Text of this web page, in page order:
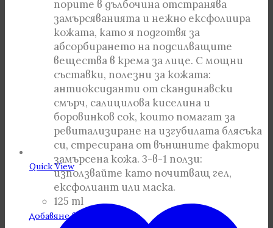
порите в дълбочина отстранява
замърсяванията и нежно ексфолиира
кожата, като я подготвя за
абсорбирането на подсилващите
вещества в крема за лице. С мощни
съставки, полезни за кожата:
антиоксиданти от скандинавски
смърч, салицилова киселина и
боровинков сок, които помагат за
ревитализиране на изгубилата блясъка
си, стресирана от външните фактори
замърсена кожа. 3-в-1 ползи:
използвайте като почитващ гел,
ексфолиант или маска.
125 ml
Добавяне в количката
Quick View